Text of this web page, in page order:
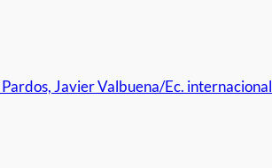
Pardos, Javier Valbuena/Ec. internacional